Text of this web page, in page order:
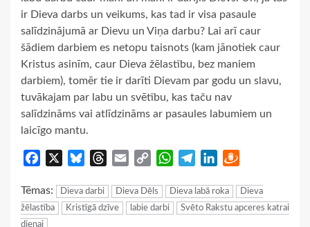
ir Dieva darbs un veikums, kas tad ir visa pasaule
salīdzinājumā ar Dievu un Viņa darbu? Lai arī caur
šādiem darbiem es netopu taisnots (kam jānotiek caur
Kristus asinīm, caur Dieva žēlastību, bez maniem
darbiem), tomēr tie ir darīti Dievam par godu un slavu,
tuvākajam par labu un svētību, kas taču nav
salīdzināms vai atlīdzināms ar pasaules labumiem un
laicīgo mantu.
Facebook BlueskyThreads
Email
Copy
WhatsApp
TelegramLinkedIn
Tēmas: Dieva darbi Dieva Dēls Dieva labā roka
Dieva
žēlastība
Kristīgā dzīve labie darbi
Svēto Rakstu apceres katrai
dienai